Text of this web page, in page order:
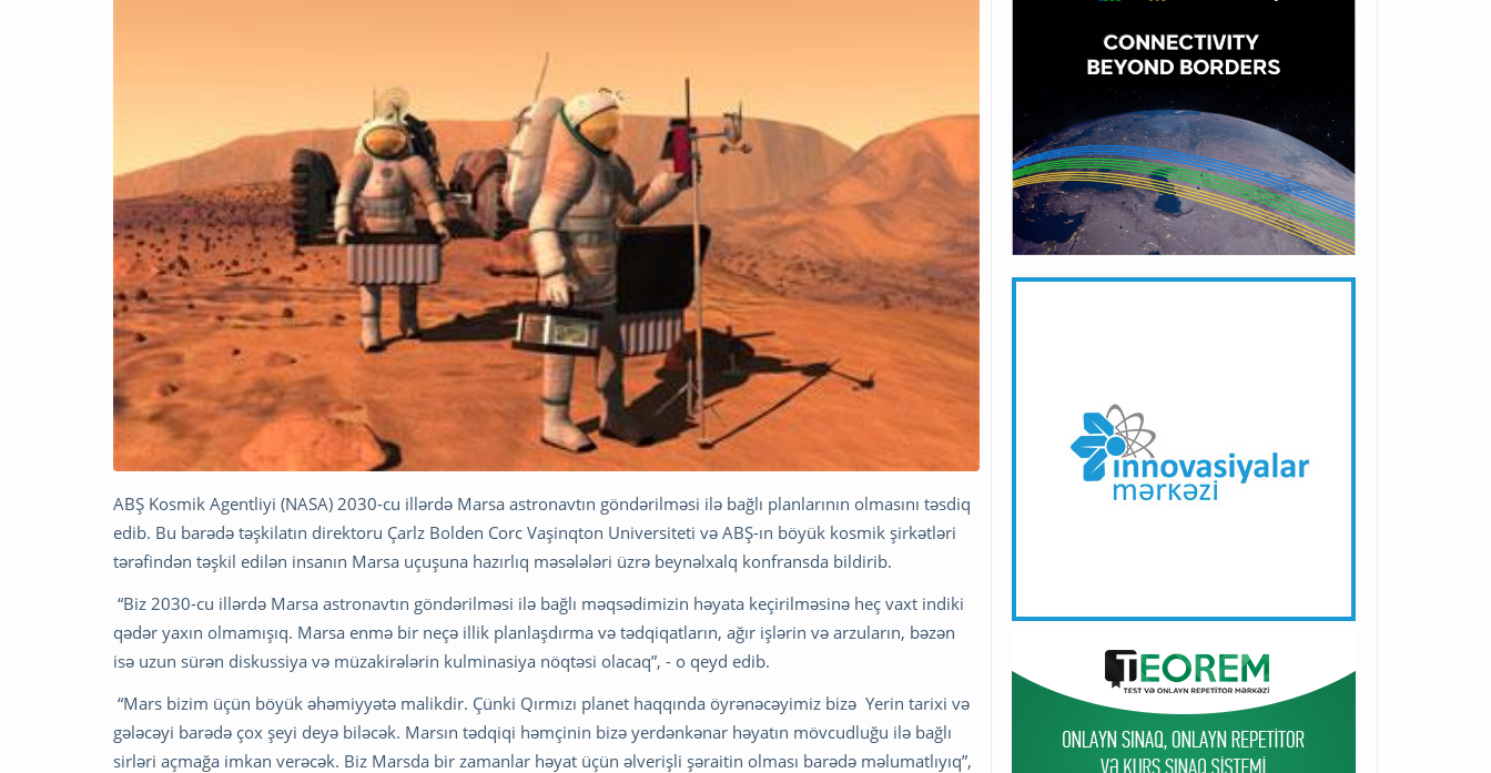
ABŞ Kosmik Agentliyi (NASA) 2030-cu illərdə Marsa astronavtın göndərilməsi ilə bağlı planlarının olmasını təsdiq
edib. Bu barədə təşkilatın direktoru Çarlz Bolden Corc Vaşinqton Universiteti və ABŞ-ın böyük kosmik şirkətləri
tərəfindən təşkil edilən insanın Marsa uçuşuna hazırlıq məsələləri üzrə beynəlxalq konfransda bildirib.
“Biz 2030-cu illərdə Marsa astronavtın göndərilməsi ilə bağlı məqsədimizin həyata keçirilməsinə heç vaxt indiki
qədər yaxın olmamışıq. Marsa enmə bir neçə illik planlaşdırma və tədqiqatların, ağır işlərin və arzuların, bəzən
isə uzun sürən diskussiya və müzakirələrin kulminasiya nöqtəsi olacaq”, - o qeyd edib.
“Mars bizim üçün böyük əhəmiyyətə malikdir. Çünki Qırmızı planet haqqında öyrənəcəyimiz bizə Yerin tarixi və
gələcəyi barədə çox şeyi deyə biləcək. Marsın tədqiqi həmçinin bizə yerdənkənar həyatın mövcudluğu ilə bağlı
sirləri açmağa imkan verəcək. Biz Marsda bir zamanlar həyat üçün əlverişli şəraitin olması barədə məlumatlıyıq”,